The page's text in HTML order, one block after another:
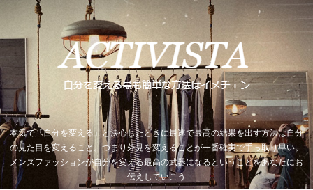
本気で『自分を変える』と決心したときに最速で最高の結果を出す方法は自分
の見た目を変えること。つまり外見を変えることが一番確実で手っ取り早い。
メンズファッションが自分を変える最高の武器になるということをあなたにお
伝えしていこう